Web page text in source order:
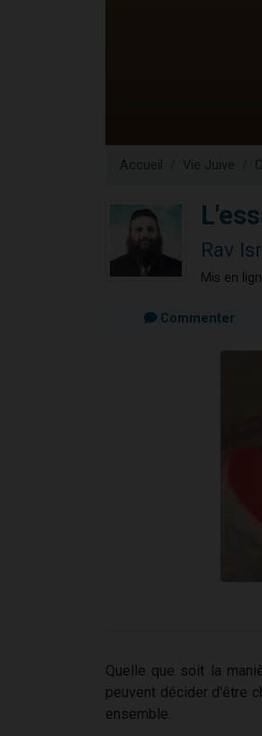
Accueil Vie Juive
Rav
Mis en
Commenter
Quelle que soit la
peuvent décider d'être
ensemble.